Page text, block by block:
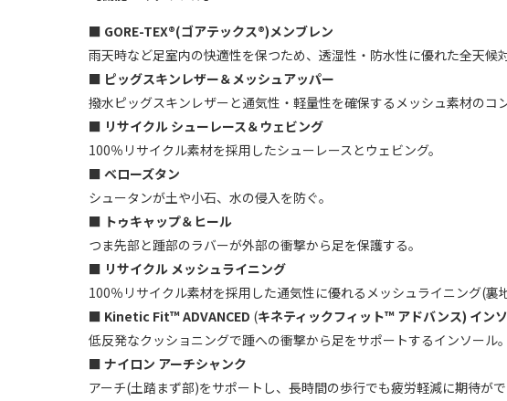
■ GORE-TEX®(ゴアテックス®)メンブレン
雨天時など足室内の快適性を保つため、透湿性・防水性に優れた全天候
■ ピッグスキン レザー＆メッシュアッパー
撥水ピッグスキンレザーと通気性・軽量性を確保するメッシュ素材のコ
■ リサイクル シューレース＆ウェビング
100％リサイクル素材を採用したシューレースとウェビング。
■ ベローズタン
シュータンが土や小石、水の侵入を防ぐ。
■ トゥキャップ＆ヒール
つま先部と踵部のラバーが外部の衝撃から足を保護する。
■ リサイクル メッシュライニング
100％リサイクル素材を採用した通気性に優れるメッシュライニング(裏
■ Kinetic Fit™ ADVANCED (キネティックフィット™ アドバンス) イン
低反発なクッショニングで踵への衝撃から足をサポートするインソール。
■ ナイロン アーチシャンク
アーチ(土踏まず部)をサポートし、長時間の歩行でも疲労軽減に期待がで